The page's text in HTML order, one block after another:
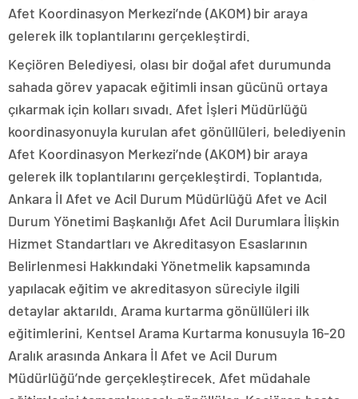
Afet Koordinasyon Merkezi’nde (AKOM) bir araya
gelerek ilk toplantılarını gerçekleştirdi.
Keçiören Belediyesi, olası bir doğal afet durumunda
sahada görev yapacak eğitimli insan gücünü ortaya
çıkarmak için kolları sıvadı. Afet İşleri Müdürlüğü
koordinasyonuyla kurulan afet gönüllüleri, belediyenin
Afet Koordinasyon Merkezi’nde (AKOM) bir araya
gelerek ilk toplantılarını gerçekleştirdi. Toplantıda,
Ankara İl Afet ve Acil Durum Müdürlüğü Afet ve Acil
Durum Yönetimi Başkanlığı Afet Acil Durumlara İlişkin
Hizmet Standartları ve Akreditasyon Esaslarının
Belirlenmesi Hakkındaki Yönetmelik kapsamında
yapılacak eğitim ve akreditasyon süreciyle ilgili
detaylar aktarıldı. Arama kurtarma gönüllüleri ilk
eğitimlerini, Kentsel Arama Kurtarma konusuyla 16-20
Aralık arasında Ankara İl Afet ve Acil Durum
Müdürlüğü’nde gerçekleştirecek. Afet müdahale